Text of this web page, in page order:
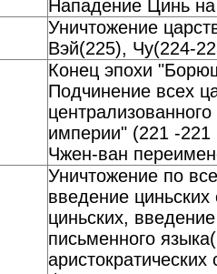
Нападение Цинь
Уничтожение
Вэй(225), Чу(224-
Конец эпохи
Подчинение всех
империи" (221 -
Чжен-ван
Уничтожение по
введение
циньских,
письменного